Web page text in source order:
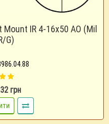
IR 4-16x50 AO (Mil
G)
грн